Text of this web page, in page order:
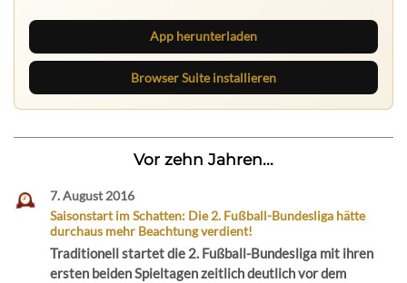
App herunterladen
Browser Suite installieren
Vor zehn Jahren...
7. August 2016
Saisonstart im Schatten: Die 2. Fußball-Bundesliga hätte
durchaus mehr Beachtung verdient!
Traditionell startet die 2. Fußball-Bundesliga mit ihren
ersten beiden Spieltagen zeitlich deutlich vor dem